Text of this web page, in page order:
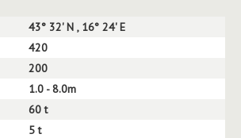
43° 32' N , 16° 24' E
420
200
1.0 - 8.0m
60 t
5 t